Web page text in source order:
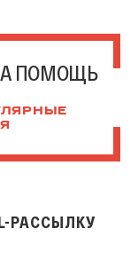
ПОМОЩЬ
РАССЫЛКУ